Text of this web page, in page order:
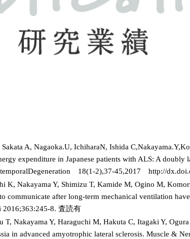
A, Nagaoka.U, IchiharaN, Ishida
expenditure in Japanese patients with ALS: A
18(1-2),37-45,2017 http://
K, Nakayama Y, Shimizu T, Kamide M, Ogino M,
communicate after long-term mechanical ventilation
2016;363:245-8. 査読有
T, Nakayama Y, Haraguchi M, Hakuta C, Itagaki Y,
in advanced amyotrophic lateral sclerosis. Muscle &